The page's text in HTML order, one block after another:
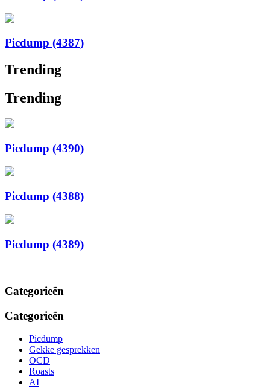
Picdump (4387)
Trending
Trending
Picdump (4390)
Picdump (4388)
Picdump (4389)
Categorieën
Categorieën
Picdump
Gekke gesprekken
OCD
Roasts
AI